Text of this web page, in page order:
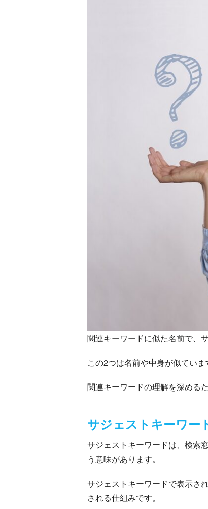
関連キーワードに似た名前で、
この2つは名前や中身が似ていま
関連キーワードの理解を深める
サジェストキーワー
サジェストキーワードは、検索
う意味があります。
サジェストキーワードで表示さ
される仕組みです。